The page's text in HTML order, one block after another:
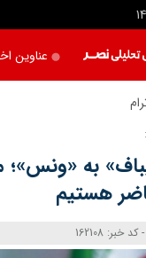
عناوین
فاسد، آم
به «ونس»؛
هستیم